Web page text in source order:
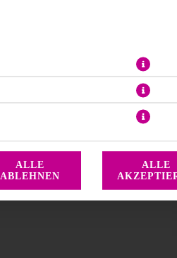
ALLE
ABLEHNEN
ALLE